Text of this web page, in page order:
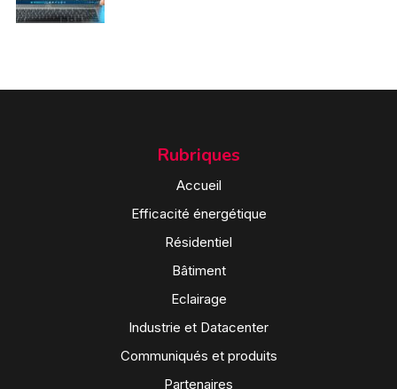
Rubriques
Accueil
Efficacité énergétique
Résidentiel
Bâtiment
Eclairage
Industrie et Datacenter
Communiqués et produits
Partenaires